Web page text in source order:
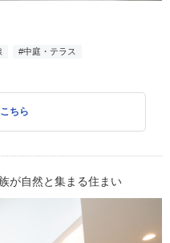
#中庭・テラス
ちら
が自然と集まる住まい